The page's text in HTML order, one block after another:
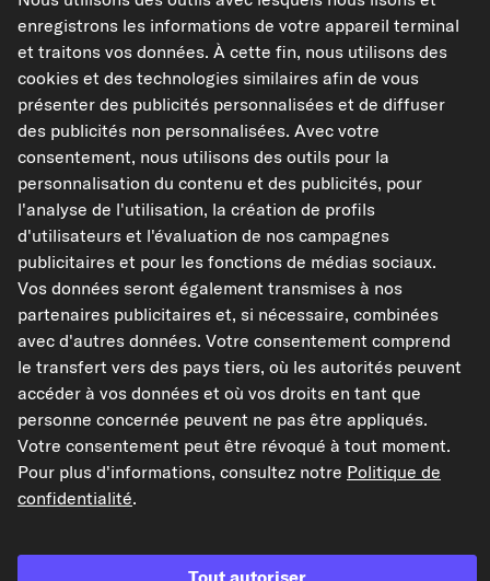
Caractéristiques de l'article
Matériel
Acier
Afficher les références constructeur (N° OEM)
Modèles de véhicules compatibles
JOHNS Carter d'huile
Réf : 55 09 08-2
20,53 €
plus frais de port
Disponible immédiatement
Vérifier la compatibilité
enregistrons les informations de votre appareil terminal
et traitons vos données. À cette fin, nous utilisons des
cookies et des technologies similaires afin de vous
présenter des publicités personnalisées et de diffuser
des publicités non personnalisées. Avec votre
consentement, nous utilisons des outils pour la
personnalisation du contenu et des publicités, pour
l'analyse de l'utilisation, la création de profils
d'utilisateurs et l'évaluation de nos campagnes
publicitaires et pour les fonctions de médias sociaux.
Vos données seront également transmises à nos
partenaires publicitaires et, si nécessaire, combinées
avec d'autres données. Votre consentement comprend
le transfert vers des pays tiers, où les autorités peuvent
accéder à vos données et où vos droits en tant que
personne concernée peuvent ne pas être appliqués.
Votre consentement peut être révoqué à tout moment.
Pour plus d'informations, consultez notre Politique de
confidentialité.
Tout autoriser